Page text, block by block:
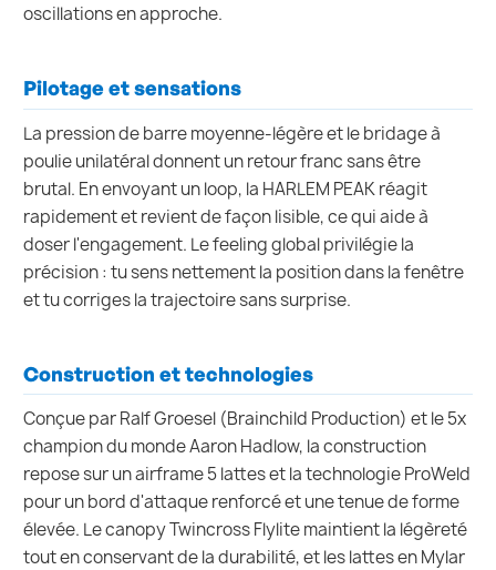
oscillations en approche.
Pilotage et sensations
La pression de barre moyenne-légère et le bridage à
poulie unilatéral donnent un retour franc sans être
brutal. En envoyant un loop, la HARLEM PEAK réagit
rapidement et revient de façon lisible, ce qui aide à
doser l'engagement. Le feeling global privilégie la
précision : tu sens nettement la position dans la fenêtre
et tu corriges la trajectoire sans surprise.
Construction et technologies
Conçue par Ralf Groesel (Brainchild Production) et le 5x
champion du monde Aaron Hadlow, la construction
repose sur un airframe 5 lattes et la technologie ProWeld
pour un bord d'attaque renforcé et une tenue de forme
élevée. Le canopy Twincross Flylite maintient la légèreté
tout en conservant de la durabilité, et les lattes en Mylar